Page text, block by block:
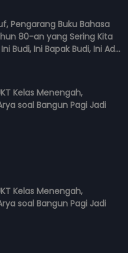
Pengarang Buku Bahasa
80-an yang Sering Kita
Budi, Ini Bapak Budi, Ini Adik
Kelas Menengah,
soal Bangun Pagi Jadi
Kelas Menengah,
soal Bangun Pagi Jadi